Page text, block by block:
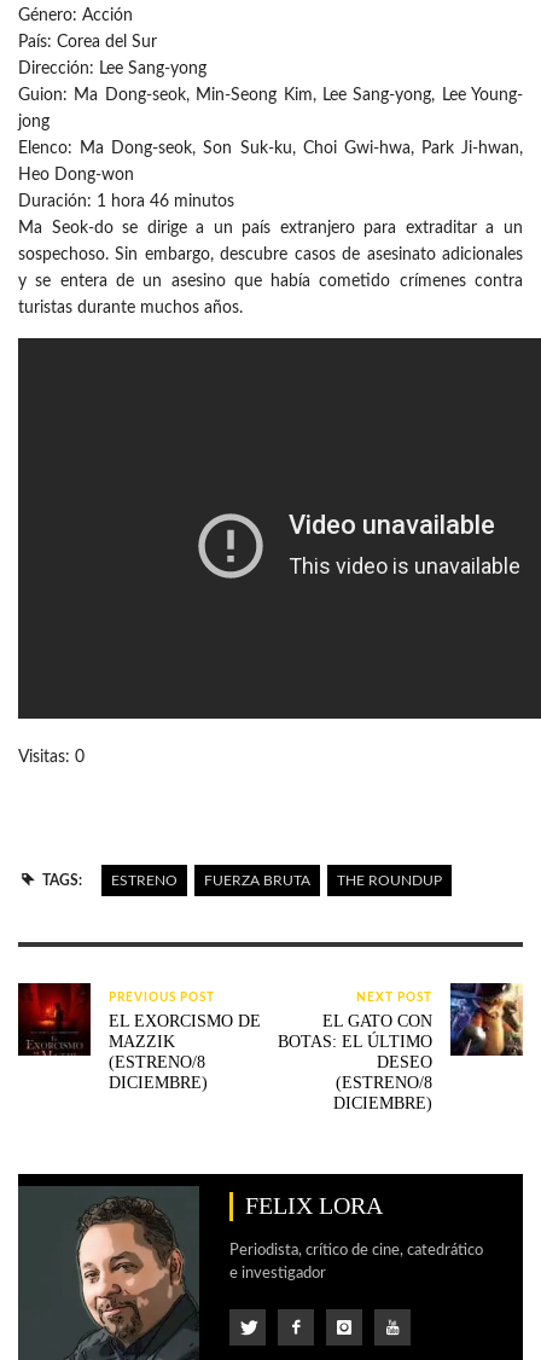
Género: Acción
País: Corea del Sur
Dirección: Lee Sang-yong
Guion: Ma Dong-seok, Min-Seong Kim, Lee Sang-yong, Lee Young-
jong
Elenco: Ma Dong-seok, Son Suk-ku, Choi Gwi-hwa, Park Ji-hwan,
Heo Dong-won
Duración: 1 hora 46 minutos
Ma Seok-do se dirige a un país extranjero para extraditar a un
sospechoso. Sin embargo, descubre casos de asesinato adicionales
y se entera de un asesino que había cometido crímenes contra
turistas durante muchos años.
Visitas: 0
TAGS: ESTRENO FUERZA BRUTA THE ROUNDUP
PREVIOUS POST
EL EXORCISMO DE
MAZZIK
(ESTRENO/8
DICIEMBRE)
NEXT POST
EL GATO CON
BOTAS: EL ÚLTIMO
DESEO
(ESTRENO/8
DICIEMBRE)
FELIX LORA
Periodista, crítico de cine, catedrático
e investigador